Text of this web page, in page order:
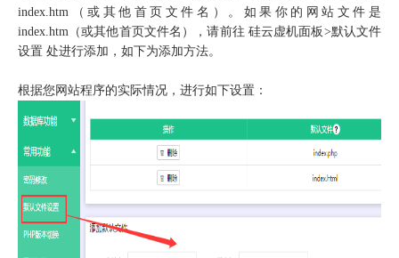
index.htm（或其他首页文件名）。如果你的网站文件是
index.htm（或其他首页文件名），请前往 硅云虚机面板>默认文件
设置 处进行添加，如下为添加方法。
根据您网站程序的实际情况，进行如下设置：